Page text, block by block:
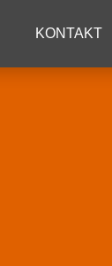
KONTAKT